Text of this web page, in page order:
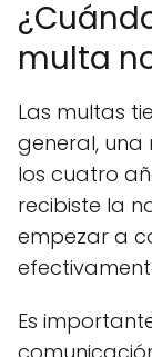
multa
Las multas
general,
los cuatro
recibiste la
empezar a
Es